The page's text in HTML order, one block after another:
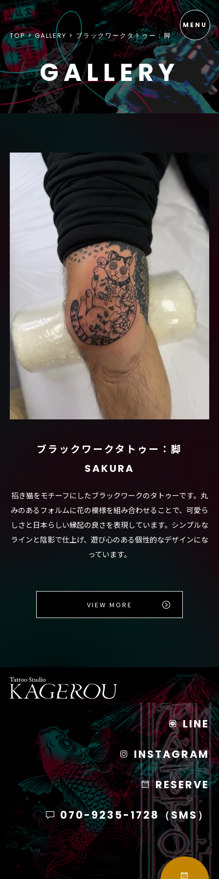
TOP GALLERY ブラックワークタトゥー：脚
GALLERY
ブラックワークタトゥー：脚
SAKURA
招き猫をモチーフにしたブラックワークのタトゥーです。丸
みのあるフォルムに花の模様を組み合わせることで、可愛ら
しさと日本らしい縁起の良さを表現しています。シンプルな
ラインと陰影で仕上げ、遊び心のある個性的なデザインにな
っています。
VIEW MORE
LINE
INSTAGRAM
RESERVE
070-9235-1728（SMS）